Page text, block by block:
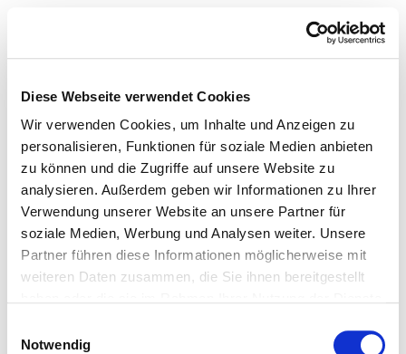
Diese Webseite verwendet Cookies
Wir verwenden Cookies, um Inhalte und Anzeigen zu
personalisieren, Funktionen für soziale Medien anbieten
zu können und die Zugriffe auf unsere Website zu
analysieren. Außerdem geben wir Informationen zu Ihrer
Verwendung unserer Website an unsere Partner für
soziale Medien, Werbung und Analysen weiter. Unsere
Partner führen diese Informationen möglicherweise mit
weiteren Daten zusammen, die Sie ihnen bereitgestellt
Notwendig